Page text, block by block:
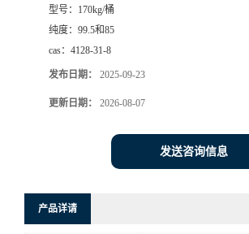
型号： 170kg/桶
纯度： 99.5和85
cas： 4128-31-8
发布日期： 2025-09-23
更新日期： 2026-08-07
发送咨询信息
产品详请